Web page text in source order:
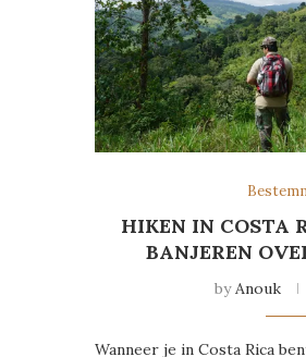
HIKEN IN COSTA
BANJEREN
byAnouk
Wanneer je in Costa Rica